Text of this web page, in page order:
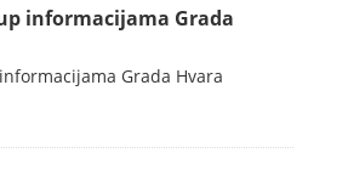
informacijama Grada
Grada Hvara